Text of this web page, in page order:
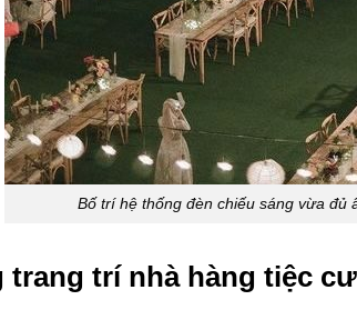
Bố trí hệ thống đèn chiếu sáng vừa đủ
trang trí nhà hàng tiệc